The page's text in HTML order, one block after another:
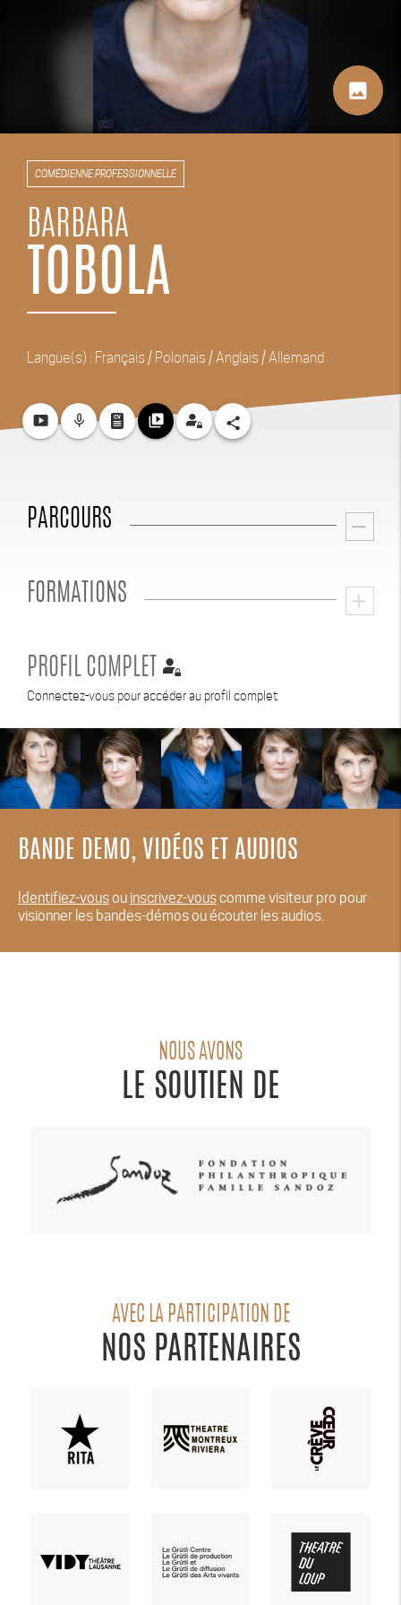
image
COMÉDIENNE PROFESSIONNELLE
BARBARA
TOBOLA
Langue(s) : Français / Polonais / Anglais / Allemand
smart_display mic_none video_library share
PARCOURS remove
FORMATIONS add
PROFIL COMPLET
Connectez-vous pour accéder au profil complet
BANDE DEMO, VIDÉOS ET AUDIOS
Identifiez-vousou inscrivez-vouscomme visiteur pro pour
visionner les bandes-démos ou écouter les audios.
NOUS AVONS
LE SOUTIEN DE
AVEC LA PARTICIPATION DE
NOS PARTENAIRES